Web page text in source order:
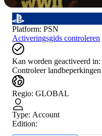
Platform: PSN
Activeringsgids controleren
Kan worden geactiveerd in:
Controleer landbeperkingen
Regio: GLOBAL
Type: Account
Edition: